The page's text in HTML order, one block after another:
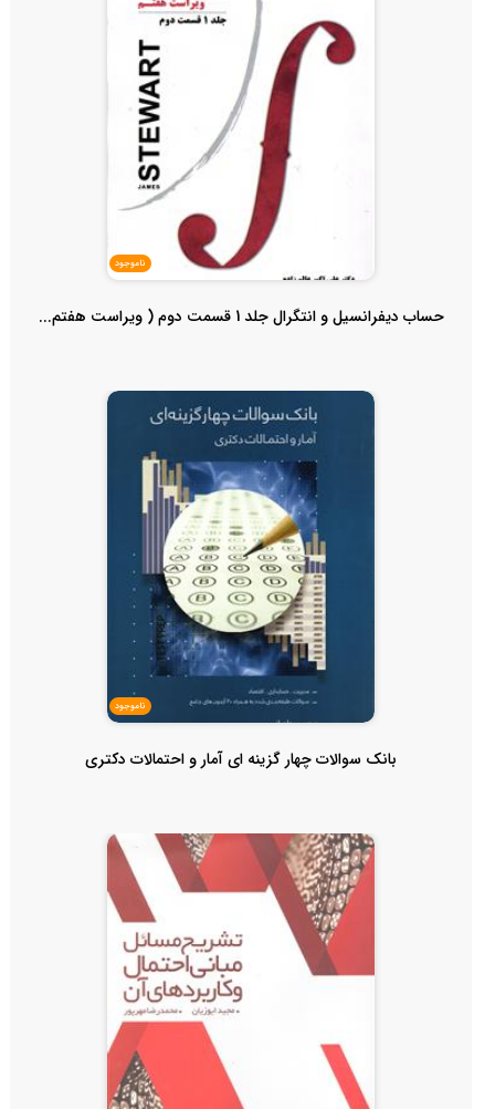
ناموجود
حساب دیفرانسیل و انتگرال جلد 1 قسمت دوم ( ویراست هفتم...
ناموجود
بانک سوالات چهار گزینه ای آمار و احتمالات دکتری